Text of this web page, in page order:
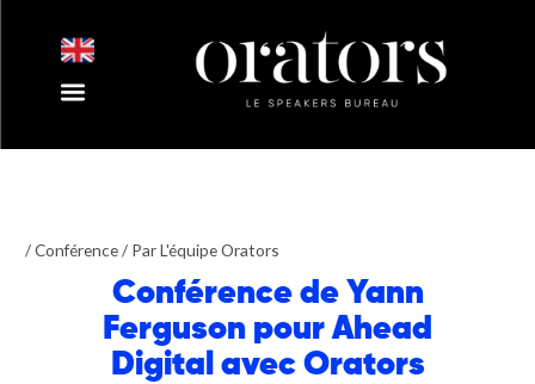
/Conférence/ ParL'équipe Orators
Conférence de Yann
Ferguson pour Ahead
Digital avec Orators